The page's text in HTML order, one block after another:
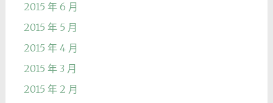
2015 年 6 月
2015 年 5 月
2015 年 4 月
2015 年 3 月
2015 年 2 月